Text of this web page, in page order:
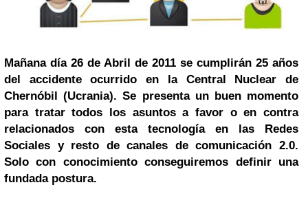
Mañana día 26 de Abril de 2011 se cumplirán 25 años
del accidente ocurrido en la Central Nuclear de
Chernóbil (Ucrania). Se presenta un buen momento
para tratar todos los asuntos a favor o en contra
relacionados con esta tecnología en las Redes
Sociales y resto de canales de comunicación 2.0.
Solo con conocimiento conseguiremos definir una
fundada postura.